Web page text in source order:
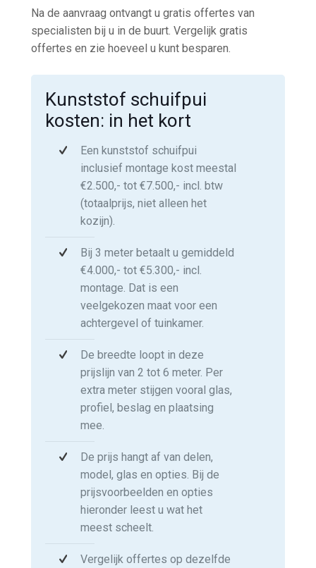
Na de aanvraag ontvangt u gratis offertes van
specialisten bij u in de buurt. Vergelijk gratis
offertes en zie hoeveel u kunt besparen.
Kunststof schuifpui
kosten: in het kort
Een kunststof schuifpui
inclusief montage kost meestal
€2.500,- tot €7.500,- incl. btw
(totaalprijs, niet alleen het
kozijn).
Bij 3 meter betaalt u gemiddeld
€4.000,- tot €5.300,- incl.
montage. Dat is een
veelgekozen maat voor een
achtergevel of tuinkamer.
De breedte loopt in deze
prijslijn van 2 tot 6 meter. Per
extra meter stijgen vooral glas,
profiel, beslag en plaatsing
mee.
De prijs hangt af van delen,
model, glas en opties. Bij de
prijsvoorbeelden en opties
hieronder leest u wat het
meest scheelt.
Vergelijk offertes op dezelfde